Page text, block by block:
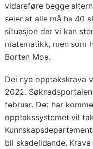
vidareføre begge
seier at alle må ha 40
situasjon der vi kan
matematikk, men som
Borten Moe.
Dei nye opptakskrava
2022.
februar. Det har
opptakssystemet vil
bli skadelidande.